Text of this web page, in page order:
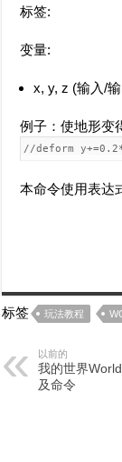
标签:
变量:
x, y, z (输入/
例子：使地形变
//deform
本命令使用表达
标签 玩法教程
以前的
我的世界
及命令